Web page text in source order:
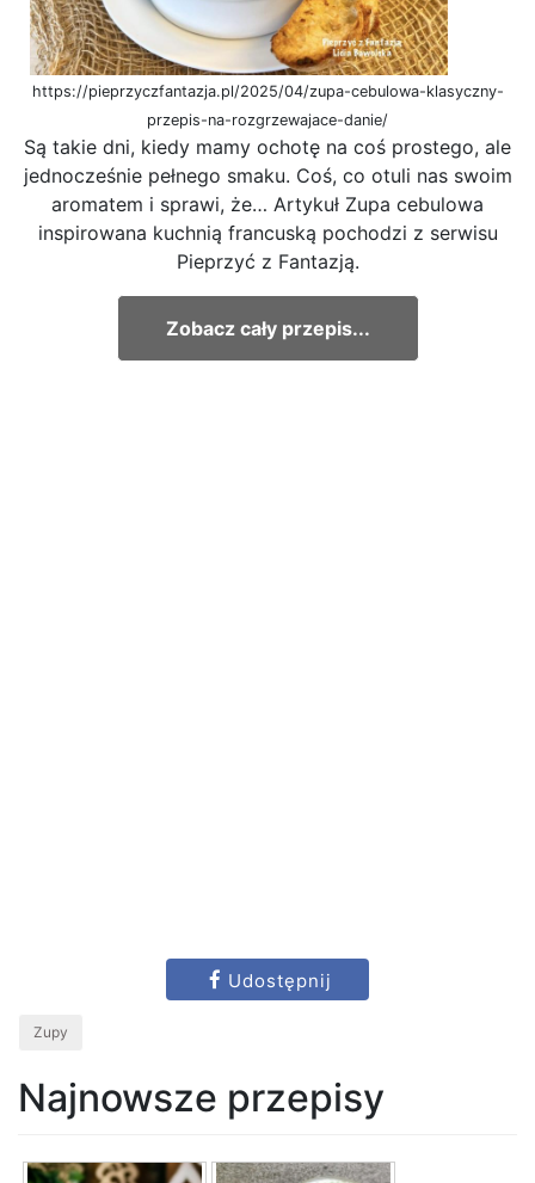
https://pieprzyczfantazja.pl/2025/04/zupa-cebulowa-klasyczny-
przepis-na-rozgrzewajace-danie/
Są takie dni, kiedy mamy ochotę na coś prostego, ale
jednocześnie pełnego smaku. Coś, co otuli nas swoim
aromatem i sprawi, że… Artykuł Zupa cebulowa
inspirowana kuchnią francuską pochodzi z serwisu
Pieprzyć z Fantazją.
Zobacz cały przepis...
Udostępnij
Zupy
Najnowsze przepisy